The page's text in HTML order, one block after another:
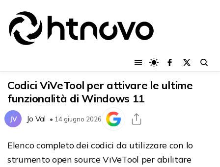
Codici ViVeTool per attivare le ultime
funzionalità di Windows 11
JV Jo Val • 14 giugno 2026
Elenco completo dei codici da utilizzare con lo
strumento open source ViVeTool per abilitare